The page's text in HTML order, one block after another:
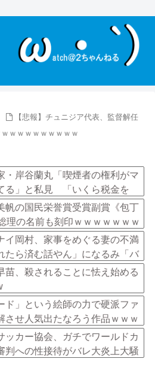
【悲報】チュニジア代表、監督解任
ｗｗｗｗｗｗｗｗｗ
・岸谷蘭丸「喫煙者の権利がマ
る」と私見 「いくら税金を
んだと」
帆の国民栄誉賞受賞副賞《包丁
理の名前も刻印ｗｗｗｗｗｗｗ
イ岡村、家事をめぐる妻の不満
たら済む話やん」になるみ「バ
ビやで」説教受け黙り込む
苗、殺されることに怯え始める
ド」という絵師の力で硬派ファ
させ人気出たなろう作品ｗｗｗ
ッカー協会、ガチでワールドカ
判への性接待がバレ大炎上大騒